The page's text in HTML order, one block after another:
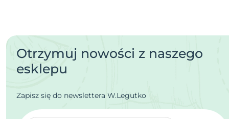
Otrzymuj nowości z naszego
esklepu
Zapisz się do newslettera W.Legutko